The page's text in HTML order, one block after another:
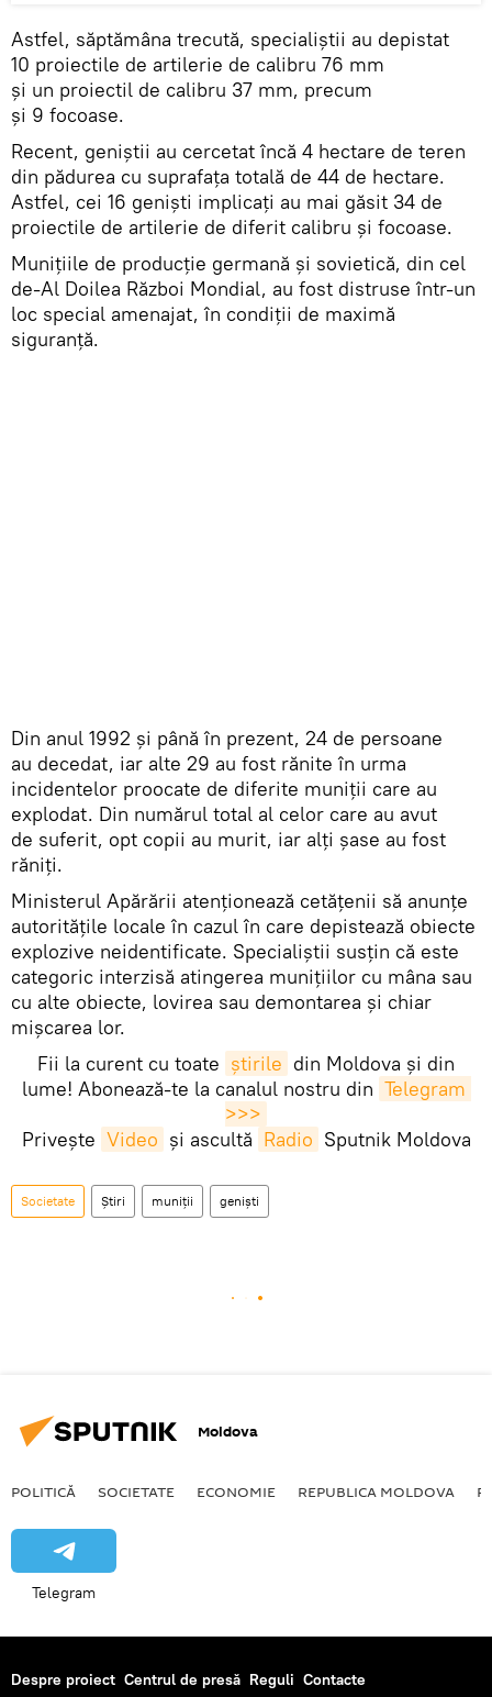
Astfel, săptămâna trecută, specialiștii au depistat
10 proiectile de artilerie de calibru 76 mm
și un proiectil de calibru 37 mm, precum
și 9 focoase.
Recent, geniștii au cercetat încă 4 hectare de teren
din pădurea cu suprafața totală de 44 de hectare.
Astfel, cei 16 geniști implicați au mai găsit 34 de
proiectile de artilerie de diferit calibru și focoase.
Munițiile de producție germană și sovietică, din cel
de-Al Doilea Război Mondial, au fost distruse într-un
loc special amenajat, în condiții de maximă
siguranță.
Din anul 1992 şi până în prezent, 24 de persoane
au decedat, iar alte 29 au fost rănite în urma
incidentelor proocate de diferite muniţii care au
explodat. Din numărul total al celor care au avut
de suferit, opt copii au murit, iar alţi șase au fost
răniţi.
Ministerul Apărării atenţionează cetățenii să anunțe
autorităţile locale în cazul în care depistează obiecte
explozive neidentificate. Specialiștii susțin că este
categoric interzisă atingerea muniţiilor cu mâna sau
cu alte obiecte, lovirea sau demontarea și chiar
mișcarea lor.
Fii la curent cu toate știrile din Moldova și din
lume! Abonează-te la canalul nostru din Telegram
>>>
Privește Video și ascultă Radio Sputnik Moldova
Societate Știri muniții geniști
Moldova
POLITICĂ SOCIETATE ECONOMIE REPUBLICA MOLDOVA
Telegram
Despre proiect Centrul de presă Reguli Contacte